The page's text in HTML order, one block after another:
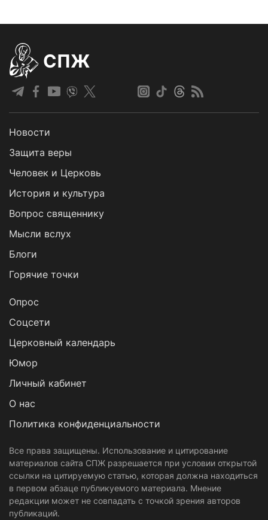
СПЖ
Новости
Защита веры
Человек и Церковь
История и культура
Вопрос священнику
Мысли вслух
Блоги
Горячие точки
Опрос
Cоцсети
Церковный календарь
Юмор
Личный кабинет
О нас
Политика конфиденциальности
Все права защищены. Использование и цитирование
материалов сайта СПЖ разрешается при условии открытой
ссылки на цитируемую статью, которая должна находиться
в первом абзаце публикуемого материала. Мнение
редакции может не совпадать с точкой зрения авторов
публикаций.